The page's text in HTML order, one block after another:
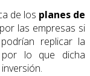
de los planes de
las empresas si
replicar la
lo que dicha